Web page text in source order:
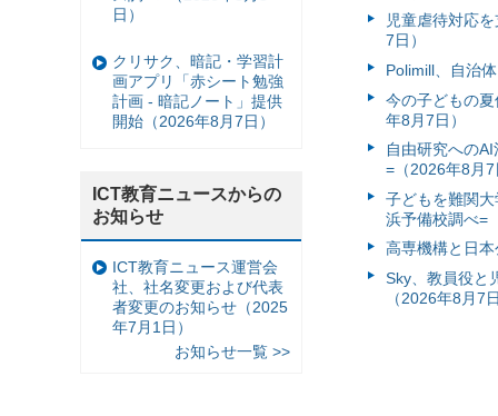
児童虐待対応
7日）
Polimill、自治
今の子どもの
年8月7日）
自由研究への
=（2026年8月7
子どもを難関
浜予備校調べ=
高専機構と日
Sky、教員役と
（2026年8月7
日）
クリサク、暗記・学習計
画アプリ「赤シート勉強
計画 - 暗記ノート」提供
開始（2026年8月7日）
ICT教育ニュースからの
お知らせ
ICT教育ニュース運営会
社、社名変更および代表
者変更のお知らせ（2025
年7月1日）
お知らせ一覧 >>